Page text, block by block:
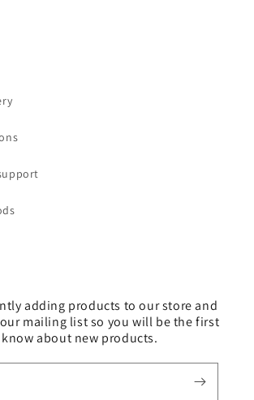
adding products to our store and
mailing list so you will be the first
about new products.